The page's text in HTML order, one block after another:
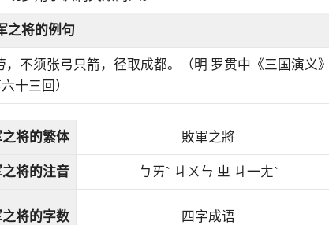
之将的例句
不须张弓只箭，径取成都。（明 罗贯中《三国演义》
十三回）
将的繁体 敗軍之將
将的注音 ㄅㄞˋ ㄐㄨㄣ ㄓ ㄐ一ㄤˋ
将的字数 四字成语